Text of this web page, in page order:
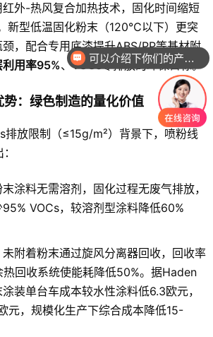
红外-热风复合加热技术，固化时间缩短
新型低温固化粉末（120℃以下）更突
，配合专用底漆提升ABS/PP等基材附
利用率95%、VOCs零排放的环保目标。
：绿色制造的量化价值
放限制（≤15g/m²）背景下，喷粉线
末涂料无需溶剂，固化过程无废气排放，
VOCs，较溶剂型涂料降低60%
未附着粉末通过旋风分离器回收，回收率
回收系统使能耗降低50%。据Haden
装单台车成本较水性涂料低6.3欧元，
元，规模化生产下综合成本降低15-
你们是怎么收费的呢